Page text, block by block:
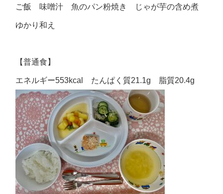
ご飯 味噌汁 魚のパン粉焼き じゃが芋の含め煮
ゆかり和え
【普通食】
エネルギー553kcal たんぱく質21.1g 脂質20.4g